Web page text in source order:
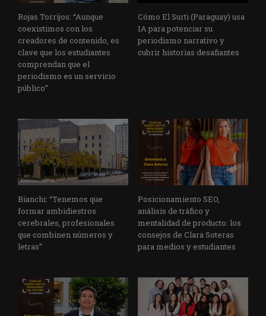
Rojas Torrijos: “Aunque
coexistimos con los
creadores de contenido, es
clave que los estudiantes
comprendan que el
periodismo es un servicio
público”
Cómo El Surti (Paraguay) usa
IA para potenciar su
periodismo narrativo y
cubrir historias desafiantes
Bianchi: “Tenemos que
formar ambidiestros
cerebrales, profesionales
que combinen números y
letras”
Posicionamiento SEO,
análisis de tráfico y
mentalidad de producto: los
consejos de Clara Soteras
para medios y estudiantes